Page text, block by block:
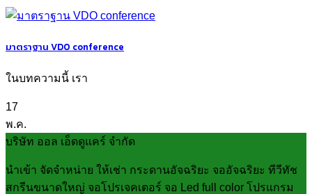
มาตราฐาน VDO conference
ในบทความนี้ เรา
17
พ.ค.
บริษัท ออล เอ็ดดูแคร์ จำกัด
นำเข้า จัดจำหน่าย ให้เช่า กระดานอัจฉริยะ จออัจฉริยะ ทีวีทัช
สกรีนขนาดใหญ่ จอโปรเจคเตอร์ จอ Led full color โปรแกรม